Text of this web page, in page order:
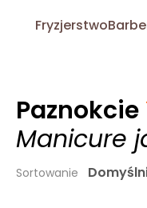
Fryzjerstwo
Paznokcie
Manicure
Sortowanie